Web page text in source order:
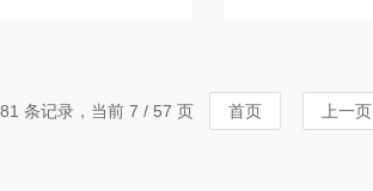
条记录，当前 7 / 57 页 首页 上一页